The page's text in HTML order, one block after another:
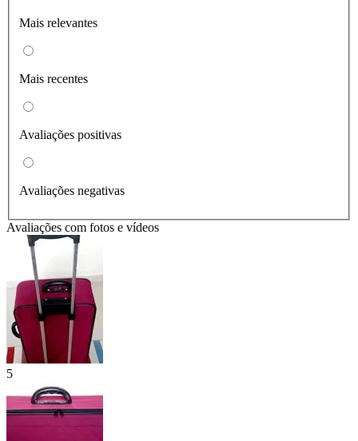
Mais relevantes
Mais recentes
Avaliações positivas
Avaliações negativas
Avaliações com fotos e vídeos
5